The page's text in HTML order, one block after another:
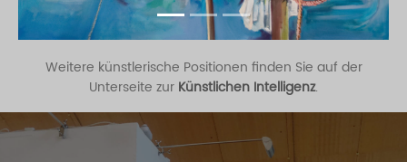
Weitere künstlerische Positionen finden Sie auf der
Unterseite zur Künstlichen Intelligenz.